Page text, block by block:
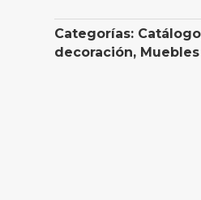
Categorías: Catálogo
decoración,